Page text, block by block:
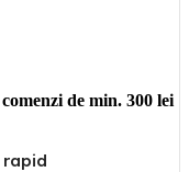
de min. 300 lei
rapid